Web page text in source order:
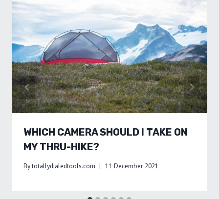
WHICH CAMERA SHOULD I TAKE ON
MY THRU-HIKE?
Bytotallydialedtools.com 11 December 2021